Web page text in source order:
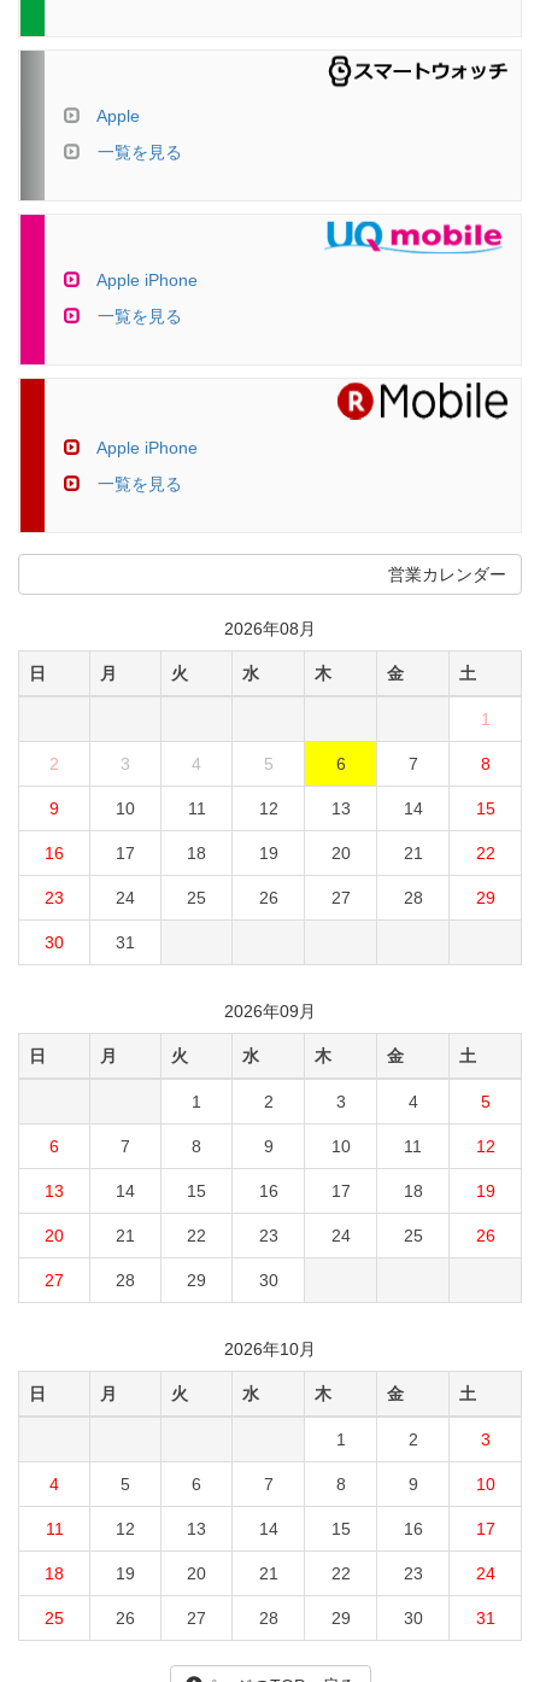
Apple
一覧を見る
Apple iPhone
一覧を見る
Apple iPhone
一覧を見る
営業カレンダー
2026年08月
日 月 火 水 木 金 土
1
2 3 4 5 6 7 8
9 10 11 12 13 14 15
16 17 18 19 20 21 22
23 24 25 26 27 28 29
30 31
2026年09月
日 月 火 水 木 金 土
1 2 3 4 5
6 7 8 9 10 11 12
13 14 15 16 17 18 19
20 21 22 23 24 25 26
27 28 29 30
2026年10月
日 月 火 水 木 金 土
1 2 3
4 5 6 7 8 9 10
11 12 13 14 15 16 17
18 19 20 21 22 23 24
25 26 27 28 29 30 31